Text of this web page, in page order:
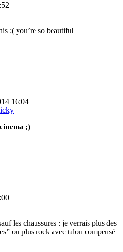
:( you’re so beautiful
16:04
;)
les chaussures : je verrais plus des
ou plus rock avec talon compensé